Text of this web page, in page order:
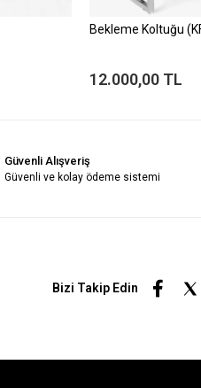
Bekleme Koltuğu
12.000,00 TL
Güvenli Alışveriş
Güvenli ve kolay ödeme sistemi
Bizi Takip Edin